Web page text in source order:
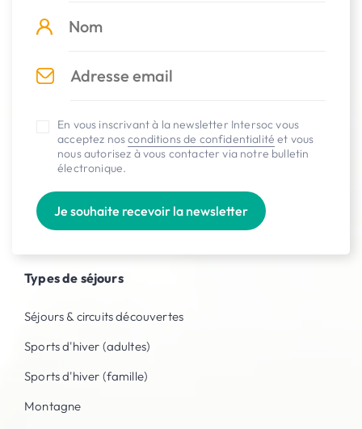
En vous inscrivant à la newsletter Intersoc vous
acceptez nosconditions de confidentialité et vous
nous autorisez à vous contacter via notre bulletin
électronique.
Je souhaite recevoir la newsletter
Activités Original
Récits de voyages
Réductions
Nos brochures
Types de séjours
Séjours & circuits découvertes
Sports d'hiver (adultes)
Sports d'hiver (famille)
Montagne